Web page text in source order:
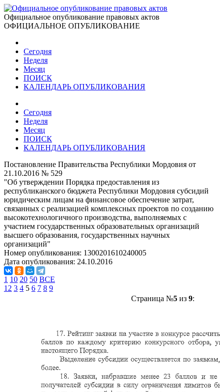
Официальное опубликование правовых актов
ОФИЦИАЛЬНОЕ ОПУБЛИКОВАНИЕ
Сегодня
Неделя
Месяц
ПОИСК
КАЛЕНДАРЬ ОПУБЛИКОВАНИЯ
Сегодня
Неделя
Месяц
ПОИСК
КАЛЕНДАРЬ ОПУБЛИКОВАНИЯ
Постановление Правительства Республики Мордовия от
21.10.2016 № 529
"Об утверждении Порядка предоставления из
республиканского бюджета Республики Мордовия субсидий
юридическим лицам на финансовое обеспечение затрат,
связанных с реализацией комплексных проектов по созданию
высокотехнологичного производства, выполняемых с
участием государственных образовательных организаций
высшего образования, государственных научных
организаций"
Номер опубликования: 1300201610240005
Дата опубликования: 24.10.2016
1 10 20 50 ВСЕ
1 2 3 4 5 6 7 8 9
Страница №5из 9: